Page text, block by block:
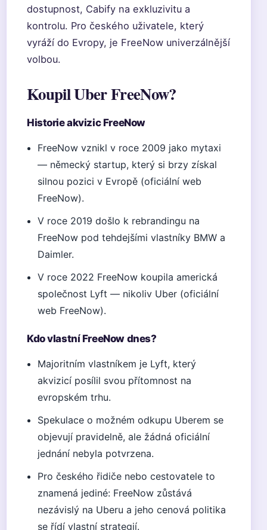
dostupnost, Cabify na exkluzivitu a
kontrolu. Pro českého uživatele, který
vyráží do Evropy, je FreeNow univerzálnější
volbou.
Koupil Uber FreeNow?
Historie akvizic FreeNow
FreeNow vznikl v roce 2009 jako mytaxi
— německý startup, který si brzy získal
silnou pozici v Evropě (oficiální web
FreeNow).
V roce 2019 došlo k rebrandingu na
FreeNow pod tehdejšími vlastníky BMW a
Daimler.
V roce 2022 FreeNow koupila americká
společnost Lyft — nikoliv Uber (oficiální
web FreeNow).
Kdo vlastní FreeNow dnes?
Majoritním vlastníkem je Lyft, který
akvizicí posílil svou přítomnost na
evropském trhu.
Spekulace o možném odkupu Uberem se
objevují pravidelně, ale žádná oficiální
jednání nebyla potvrzena.
Pro českého řidiče nebo cestovatele to
znamená jediné: FreeNow zůstává
nezávislý na Uberu a jeho cenová politika
se řídí vlastní strategií.